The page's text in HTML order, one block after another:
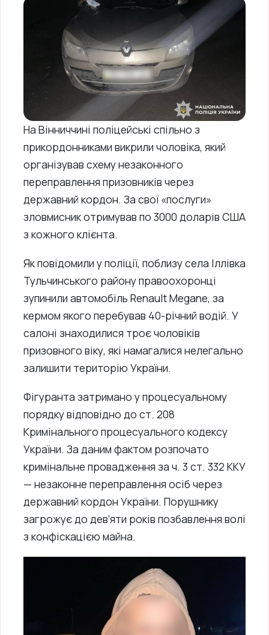
На Вінниччині поліцейські спільно з
прикордонниками викрили чоловіка, який
організував схему незаконного
переправлення призовників через
державний кордон. За свої «послуги»
зловмисник отримував по 3000 доларів США
з кожного клієнта.
Як повідомили у поліції, поблизу села Іллівка
Тульчинського району правоохоронці
зупинили автомобіль Renault Megane, за
кермом якого перебував 40-річний водій. У
салоні знаходилися троє чоловіків
призовного віку, які намагалися нелегально
залишити територію України.
Фігуранта затримано у процесуальному
порядку відповідно до ст. 208
Кримінального процесуального кодексу
України. За даним фактом розпочато
кримінальне провадження за ч. 3 ст. 332 ККУ
— незаконне переправлення осіб через
державний кордон України. Порушнику
загрожує до дев’яти років позбавлення волі
з конфіскацією майна.